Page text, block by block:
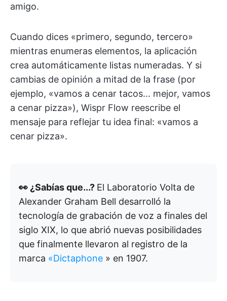
amigo.
Cuando dices «primero, segundo, tercero»
mientras enumeras elementos, la aplicación
crea automáticamente listas numeradas. Y si
cambias de opinión a mitad de la frase (por
ejemplo, «vamos a cenar tacos... mejor, vamos
a cenar pizza»), Wispr Flow reescribe el
mensaje para reflejar tu idea final: «vamos a
cenar pizza».
👀 ¿Sabías que...? El Laboratorio Volta de
Alexander Graham Bell desarrolló la
tecnología de grabación de voz a finales del
siglo XIX, lo que abrió nuevas posibilidades
que finalmente llevaron al registro de la
marca «Dictaphone » en 1907.